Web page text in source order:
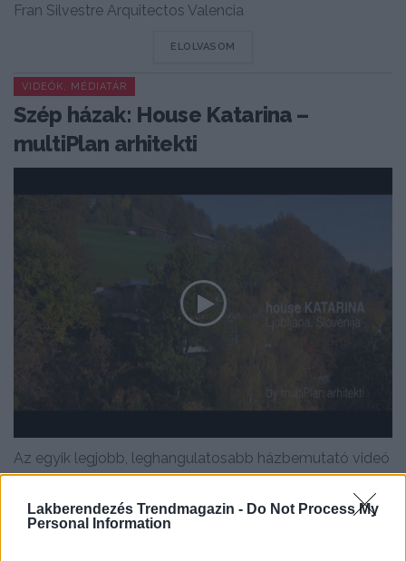
Lakberendezés Trendmagazin - Do Not Process My
Personal Information
Fran Silvestre Arquitectos Valencia
ELOLVASOM
VIDEÓK, MÉDIATÁR
Szép házak: House Katarina –
multiPlan arhitekti
Az egyik legjobb, leghangulatosabb házbemutató videó
amit valaha láttunk... House Katarina, Ljubljana - Slovenia
by multiPlan...